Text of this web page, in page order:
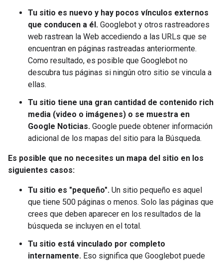
Tu sitio es nuevo y hay pocos vínculos externos
que conducen a él. Googlebot y otros rastreadores
web rastrean la Web accediendo a las URLs que se
encuentran en páginas rastreadas anteriormente.
Como resultado, es posible que Googlebot no
descubra tus páginas si ningún otro sitio se vincula a
ellas.
Tu sitio tiene una gran cantidad de contenido rich
media (video o imágenes) o se muestra en
Google Noticias. Google puede obtener información
adicional de los mapas del sitio para la Búsqueda.
Es posible que no necesites un mapa del sitio en los
siguientes casos:
Tu sitio es "pequeño". Un sitio pequeño es aquel
que tiene 500 páginas o menos. Solo las páginas que
crees que deben aparecer en los resultados de la
búsqueda se incluyen en el total.
Tu sitio está vinculado por completo
internamente. Eso significa que Googlebot puede